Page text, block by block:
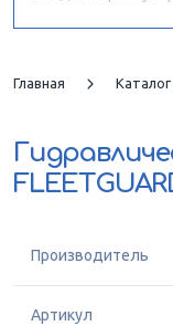
Главная
Производитель
Артикул